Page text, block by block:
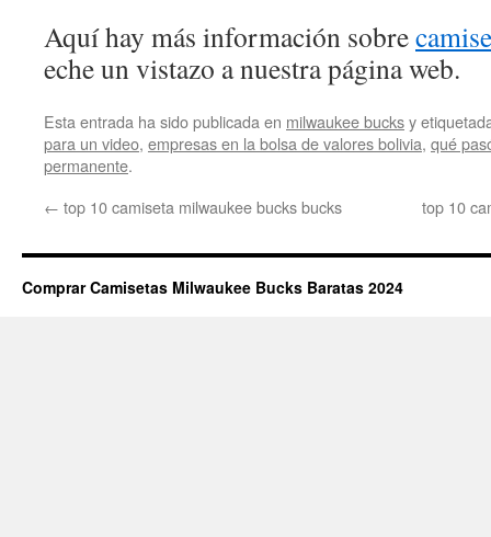
Aquí hay más información sobre
eche un vistazo a nuestra página web.
Esta entrada ha sido publicada en milwaukee bucksy
para un video, empresas en la bolsa de valores bolivia, qué
permanente.
← top 10 camiseta milwaukee bucks bucks top 10
Comprar Camisetas Milwaukee Bucks Baratas 2024